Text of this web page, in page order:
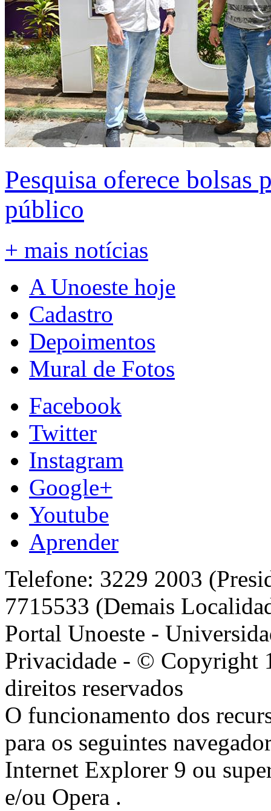
Pesquisa oferece bolsas
público
+ mais notícias
A Unoeste hoje
Cadastro
Depoimentos
Mural de Fotos
Facebook
Twitter
Instagram
Google+
Youtube
Aprender
Telefone: 3229 2003
7715533 (Demais
Portal Unoeste -
Privacidade - © Copyright
direitos reservados
O funcionamento dos
para os seguintes
Internet Explorer 9 ou
e/ou Opera .